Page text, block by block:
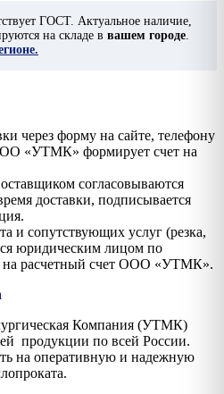
ГОСТ. Актуальное наличие,
на складе в вашем городе
через форму на сайте, телефону
«УТМК» формирует счет на
согласовываются
доставки, подписывается
и сопутствующих услуг (резка,
юридическим лицом по
на расчетный счет ООО «УТМК».
Компания (УТМК)
продукции по всей России.
на оперативную и надежную